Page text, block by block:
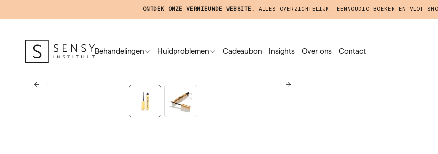
ONTDEK ONZE VERNIEUWDE WEBSITE. ALLES OVERZICHTELIJK, EENVOUDIG BOEKEN EN VLOT
Behandelingen Huidproblemen Cadeaubon Insights Over ons Contact